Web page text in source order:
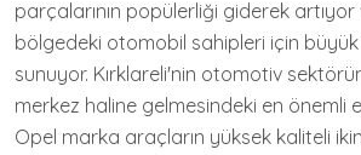
parçalarının popülerliği giderek
bölgedeki otomobil sahipleri için
sunuyor. Kırklareli'nin otomotiv
merkez haline gelmesindeki en önemli
Opel marka araçların yüksek kaliteli